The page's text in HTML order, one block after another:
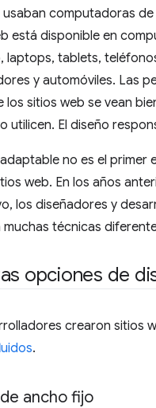
computadoras
está disponible en
laptops, tablets,
y automóviles. Las
los sitios web se vean
utilicen. El diseño
no es el primer
web. En los años
los diseñadores y
técnicas
opciones de
crearon sitios
.
ancho fijo